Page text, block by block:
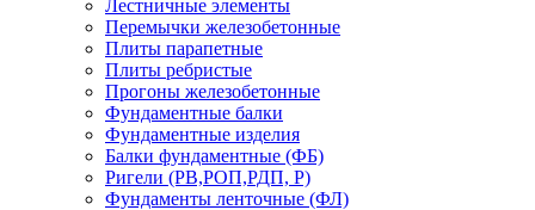
Лестничные элементы
Перемычки железобетонные
Плиты парапетные
Плиты ребристые
Прогоны железобетонные
Фундаментные балки
Фундаментные изделия
Балки фундаментные (ФБ)
Ригели (РВ,РОП,РДП, Р)
Фундаменты ленточные (ФЛ)